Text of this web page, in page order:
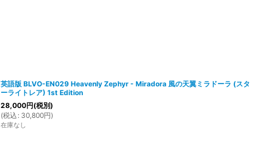
英語版 BLVO-EN029 Heavenly Zephyr - Miradora 風の天翼ミラドーラ (スタ
ーライトレア) 1st Edition
28,000円(税別)
(税込 : 30,800円)
在庫なし